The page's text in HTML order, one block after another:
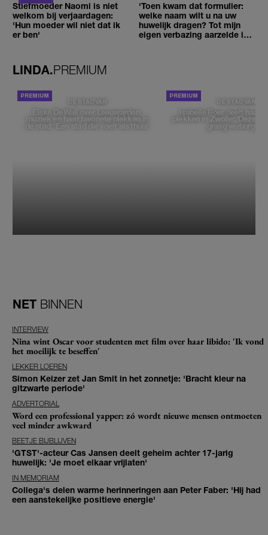
Stiefmoeder Naomi is niet
welkom bij verjaardagen:
'Hun moeder wil niet dat ik
er ben'
'Toen kwam dat formulier:
welke naam wilt u na uw
huwelijk dragen? Tot mijn
eigen verbazing aarzelde ik
LINDA.PREMIUM
DE STAD VAN
Elske DeWall over Leeuwarden,
muziek en haar favoriete plekken in
de stad: 'Een stad die voelt als thuis'
DE STAD VAN
Isabelle Boer deelt haar
plekken in Zwolle: 'Deze
graag verborgen'
NET BINNEN
INTERVIEW
Nina wint Oscar voor studenten met film over haar libido: 'Ik vond
het moeilijk te beseffen'
LEKKER LOEREN
Simon Keizer zet Jan Smit in het zonnetje: 'Bracht kleur na
gitzwarte periode'
ADVERTORIAL
Word een professional yapper: zó wordt nieuwe mensen ontmoeten
veel minder awkward
BEETJE BIJBLIJVEN
'GTST'-acteur Cas Jansen deelt geheim achter 17-jarig
huwelijk: 'Je moet elkaar vrijlaten'
IN MEMORIAM
Collega's delen warme herinneringen aan Peter Faber: 'Hij had
een aanstekelijke positieve energie'